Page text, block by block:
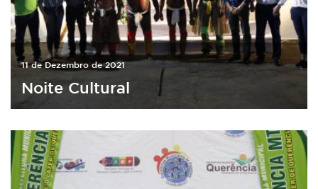
11 de Dezembro de 2021
Noite Cultural